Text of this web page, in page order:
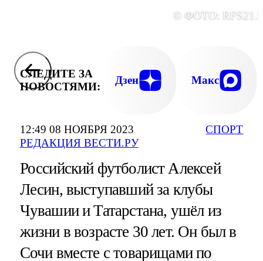
12:49 08 НОЯБРЯ 2023
РЕДАКЦИЯ ВЕСТИ.РУ
СПОРТ
© ФОТО:
СЛЕДИТЕ ЗА
НОВОСТЯМИ:
Дзен Макс
Российский футболист Алексей
Лесин, выступавший за клубы
Чувашии и Татарстана, ушёл из
жизни в возрасте 30 лет. Он был в
Сочи вместе с товарищами по